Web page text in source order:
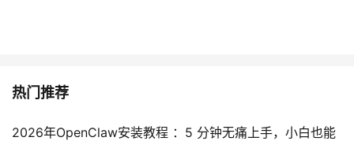
热门推荐
2026年OpenClaw安装教程 ：5 分钟无痛上手，小白也能